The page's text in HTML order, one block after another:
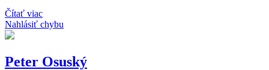
Čítať viac
Nahlásiť chybu
Peter Osuský